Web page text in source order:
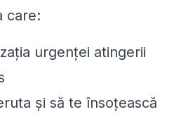
care:
urgenţei atingerii
şi să te însoţească